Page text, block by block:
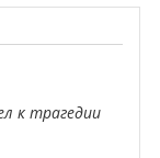
к трагедии